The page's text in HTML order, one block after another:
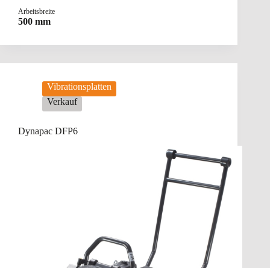
Arbeitsbreite
500 mm
Vibrationsplatten
Verkauf
Dynapac DFP6